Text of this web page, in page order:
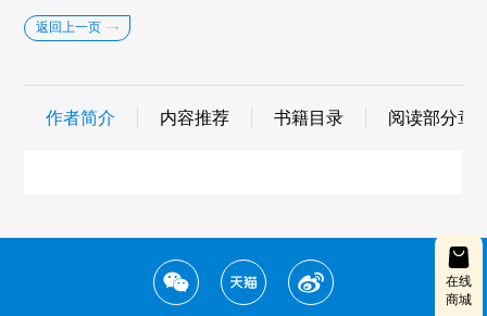
在线
商城
返回上一页
作者简介 内容推荐 书籍目录 阅读部分章